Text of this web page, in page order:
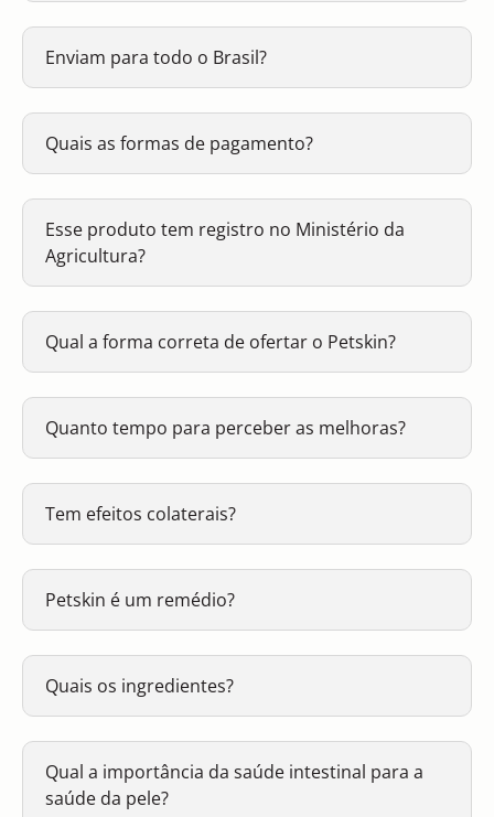
Enviam para todo o Brasil?
Quais as formas de pagamento?
Esse produto tem registro no Ministério da
Agricultura?
Qual a forma correta de ofertar o Petskin?
Quanto tempo para perceber as melhoras?
Tem efeitos colaterais?
Petskin é um remédio?
Quais os ingredientes?
Qual a importância da saúde intestinal para a
saúde da pele?